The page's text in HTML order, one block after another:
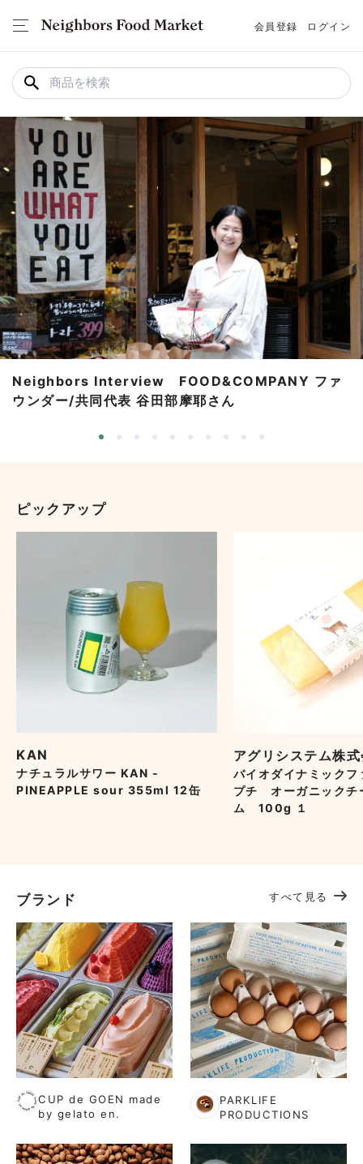
会員登録 ログイン
Neighbors Interview FOOD&COMPANY ファ
ウンダー/共同代表 谷田部摩耶さん
ピックアップ
KAN
ナチュラルサワー KAN -
PINEAPPLE sour 355ml 12缶
アグリシステム株
バイオダイナミックフ
プチ オーガニック
ム 100g １
ブランド すべて見る
CUP de GOEN made
by gelato en.
PARKLIFE
PRODUCTIONS